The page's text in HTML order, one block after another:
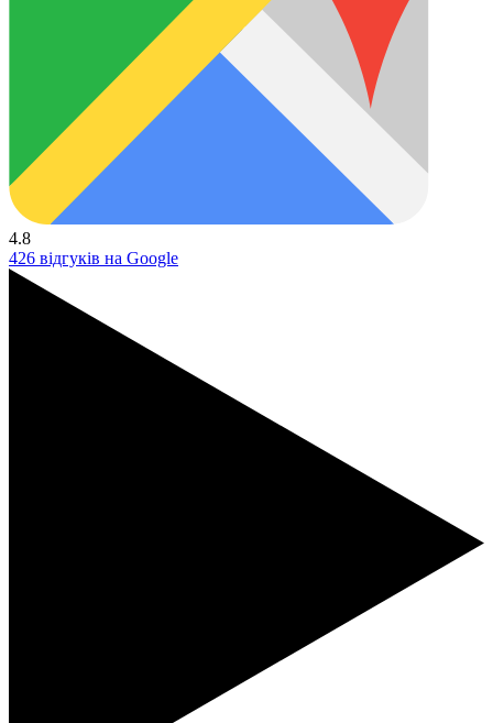
4.8
426 відгуків на Google